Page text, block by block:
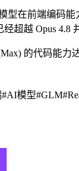
型在前端编码
超越 Opus 4.8
的代码能力
#AI模型#GLM#